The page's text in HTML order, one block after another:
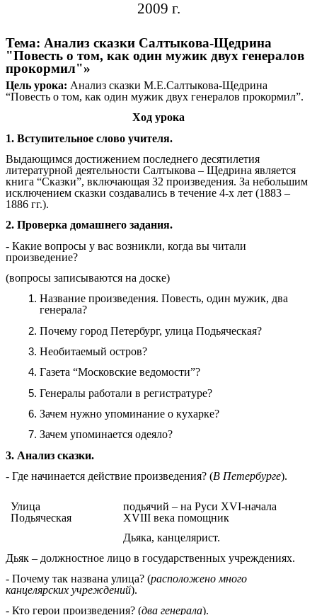
2009 г.
Тема: Анализ сказки Салтыкова-Щедрина
"Повесть о том, как один мужик двух генералов
прокормил"»
Цель урока: Анализ сказки М.Е.Салтыкова-Щедрина
“Повесть о том, как один мужик двух генералов прокормил”.
Ход урока
1. Вступительное слово учителя.
Выдающимся достижением последнего десятилетия
литературной деятельности Салтыкова – Щедрина является
книга “Сказки”, включающая 32 произведения. За небольшим
исключением сказки создавались в течение 4-х лет (1883 –
1886 гг.).
2. Проверка домашнего задания.
- Какие вопросы у вас возникли, когда вы читали
произведение?
(вопросы записываются на доске)
Название произведения. Повесть, один мужик, два
генерала?
Почему город Петербург, улица Подьяческая?
Необитаемый остров?
Газета “Московские ведомости”?
Генералы работали в регистратуре?
Зачем нужно упоминание о кухарке?
Зачем упоминается одеяло?
3. Анализ сказки.
- Где начинается действие произведения? (В Петербурге).
Улица
Подьяческая
подьячий – на Руси XVI-начала
XVIII века помощник
Дьяка, канцелярист.
Дьяк – должностное лицо в государственных учреждениях.
- Почему так названа улица? (расположено много
канцелярских учреждений).
- Кто герои произведения? (два генерала).